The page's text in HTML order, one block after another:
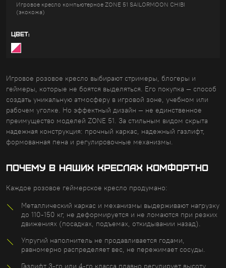
Игровое кресло компьютерное ZONE 51 SAILORMOON CHIBI
(экокожа)
ЦВЕТ:
Игровое розовое кресло выбирают стримеры, блогеры и
геймеры, которые не боятся выделяться. Его покупка — способ
создать уникальную атмосферу в игровой зоне, учебном или
рабочем уголке. Но эффектный дизайн — не единственное
преимущество моделей ZONE 51. За стильным видом скрыта
надежная конструкция: прочный каркас, надежный газлифт,
формованная пена и регулировочные механизмы.
Почему в наших креслах комфортно
Каждое розовое геймерское кресло продумано:
Металлический каркас и механизмы выдерживают нагрузку
до 110-150 кг, не деформируется и не ломаются при резких
движениях (посадках, подъемах, откидывании назад).
Упругий наполнитель не продавливается годами,
равномерно распределяет вес, не пережимает сосуды.
Газлифт 3-го или 4-го класса плавно регулирует высоту,